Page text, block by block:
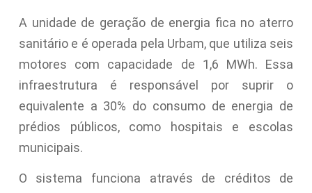
A unidade de geração de energia fica no aterro
sanitário e é operada pela Urbam, que utiliza seis
motores com capacidade de 1,6 MWh. Essa
infraestrutura é responsável por suprir o
equivalente a 30% do consumo de energia de
prédios públicos, como hospitais e escolas
municipais.
O sistema funciona através de créditos de